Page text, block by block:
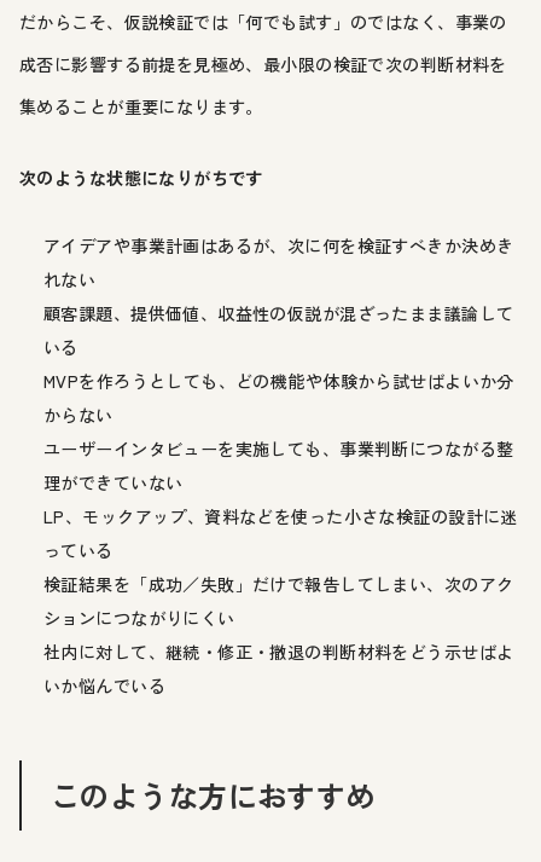
だからこそ、仮説検証では「何でも試す」のではなく、事業の
成否に影響する前提を見極め、最小限の検証で次の判断材料を
集めることが重要になります。
次のような状態になりがちです
アイデアや事業計画はあるが、次に何を検証すべきか決めき
れない
顧客課題、提供価値、収益性の仮説が混ざったまま議論して
いる
MVPを作ろうとしても、どの機能や体験から試せばよいか分
からない
ユーザーインタビューを実施しても、事業判断につながる整
理ができていない
LP、モックアップ、資料などを使った小さな検証の設計に迷
っている
検証結果を「成功／失敗」だけで報告してしまい、次のアク
ションにつながりにくい
社内に対して、継続・修正・撤退の判断材料をどう示せばよ
いか悩んでいる
このような方におすすめ